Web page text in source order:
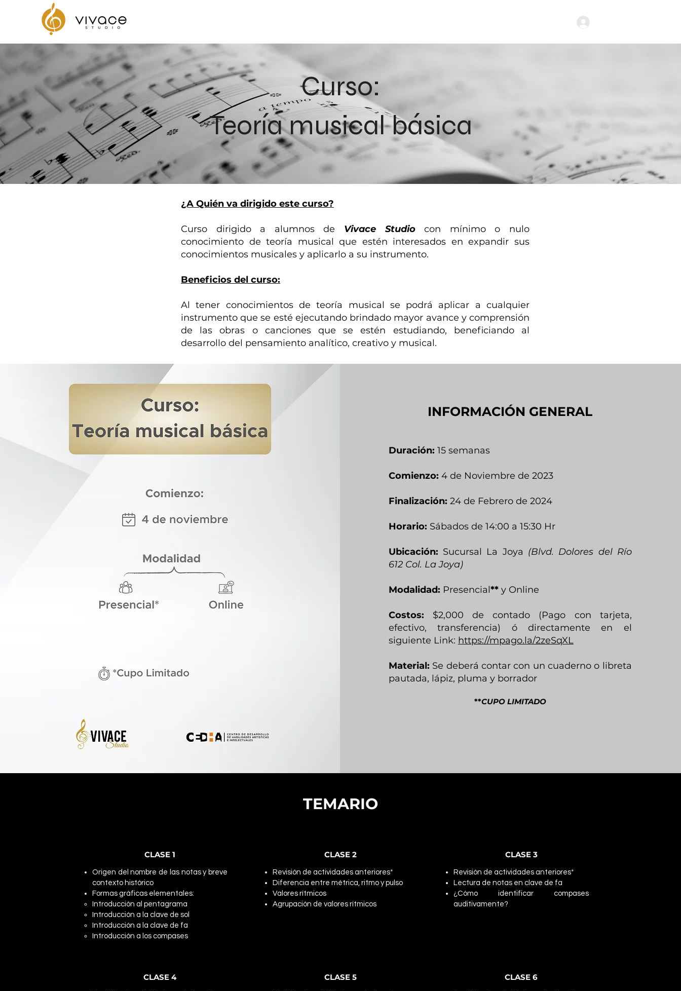
Curso:
Teoría musical básica
¿A Quién va dirigido este curso?
Curso dirigido a alumnos de Vivace Studiocon mínimo o nulo
conocimiento de teoría musical que estén interesados en expandir sus
conocimientos musicales y aplicarlo a su instrumento.
Beneficios del curso:
Al tener conocimientos de teoría musical se podrá aplicar a cualquier
instrumento que se esté ejecutando brindado mayor avance y comprensión
de las obras o canciones que se estén estudiando, beneficiando al
desarrollo del pensamiento analítico, creativo y musical.
INFORMACIÓN GENERAL
Duración: 15 semanas
Comienzo: 4 de Noviembre de 2023
Finalización: 24de Febrero de 2024
Horario: Sábados de 14:00 a 15:30 Hr
Ubicación: Sucursal La Joya (Blvd. Dolores del Río
612 Col. La Joya)
Modalidad: Presencial**y Online
Costos: $2,000 de contado (Pago con tarjeta,
efectivo, transferencia) ó directamente en el
siguiente Link: https://mpago.la/2zeSqXL
Material: Se deberá contar con un cuaderno o libreta
pautada, lápiz, pluma y borrador
**CUPO LIMITADO
TEMARIO
CLASE 1
Origen del nombre de las notas y breve
contexto histórico
Formas gráficas elementales:
Introducción al pentagrama
Introducción a la clave de sol
Introducción a la clave de fa
Introducción a los compases
CLASE 4
CLASE 2
Revisión de actividades anteriores*
Diferencia entre métrica, ritmo y pulso
Valores rítmicos
Agrupación de valores rítmicos
CLASE 5
CLASE 3
Revisión de actividades anteriores*
Lectura de notas en clave de fa
¿Cómo identificar compases
auditivamente?
CLASE 6